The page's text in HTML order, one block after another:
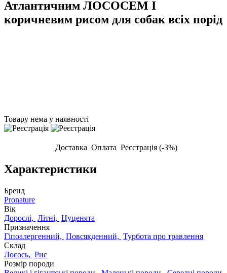
Атлантичним ЛОСОСЕМ І
коричневим рисом для собак всіх порід
Товару нема у наявності
Доставка Оплата Реєстрація (-3%)
Характеристики
Бренд
Pronature
Вік
Дорослі, Літні, Цуценята
Призначення
Гіпоалергенний, Повсякденний, Турбота про травлення
Склад
Лосось, Рис
Розмір породи